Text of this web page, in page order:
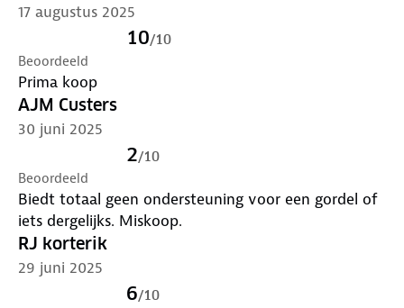
17 augustus 2025
10/10
Beoordeeld
Prima koop
AJM Custers
30 juni 2025
2/10
Beoordeeld
Biedt totaal geen ondersteuning voor een gordel of
iets dergelijks. Miskoop.
RJ korterik
29 juni 2025
6/10